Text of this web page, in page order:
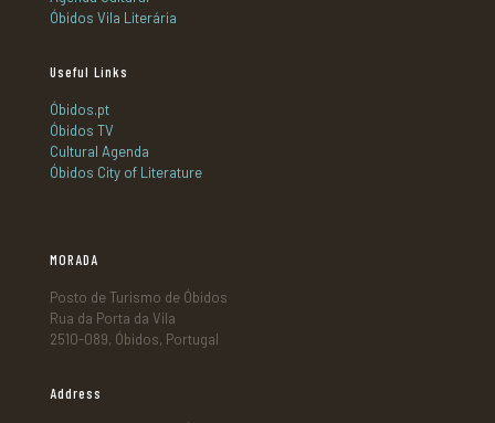
Óbidos Vila Literária
Useful Links
Óbidos.pt
Óbidos TV
Cultural Agenda
Óbidos City of Literature
MORADA
Posto de Turismo de Óbidos
Rua da Porta da Vila
2510-089, Óbidos, Portugal
Address